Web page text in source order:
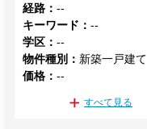
経路 ：--
キーワード ：--
学区 ：--
物件種別 ： 新築一戸建て
価格 ：--
すべて見る